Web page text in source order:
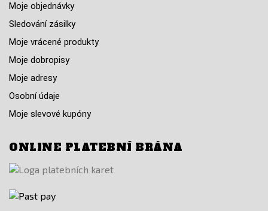
Moje objednávky
Sledování zásilky
Moje vrácené produkty
Moje dobropisy
Moje adresy
Osobní údaje
Moje slevové kupóny
ONLINE PLATEBNÍ BRÁNA